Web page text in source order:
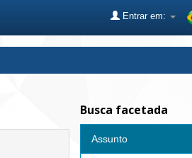
Entrar em:
Busca facetada
Assunto